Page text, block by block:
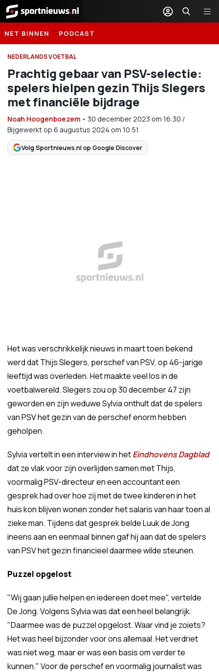
Sportnieuws.nl
NET BINNEN PODCAST
NEDERLANDS VOETBAL
Prachtig gebaar van PSV-selectie:
spelers hielpen gezin Thijs Slegers
met financiële bijdrage
Noah Hoogenboezem • 30 december 2023 om 16:30 /
Bijgewerkt op 6 augustus 2024 om 10:51
Volg Sportnieuws.nl op Google Discover
Het was verschrikkelijk nieuws in maart toen bekend
werd dat Thijs Slegers, perschef van PSV, op 46-jarige
leeftijd was overleden. Het maakte veel los in de
voetbalwereld. Slegers zou op 30 december 47 zijn
geworden en zijn weduwe Sylvia onthult dat de spelers
van PSV het gezin van de perschef enorm hebben
geholpen.
Sylvia vertelt in een interview in hetEindhovens Dagblad
dat ze vlak voor zijn overlijden samen met Thijs,
voormalig PSV-directeur en een accountant een
gesprek had over hoe zij met de twee kinderen in het
huis kon blijven wonen zonder het salaris van haar toen al
zieke man. Tijdens dat gesprek belde Luuk de Jong
ineens aan en eenmaal binnen gaf hij aan dat de spelers
van PSV het gezin financieel daarmee wilde steunen.
Puzzel opgelost
"Wij gaan jullie helpen en iedereen doet mee", vertelde
De Jong. Volgens Sylvia was dat een heel belangrijk:
"Daarmee was de puzzel opgelost. Waar vind je zoiets?
Het was heel bijzonder voor ons allemaal. Het verdriet
was niet weg, maar er was een basis om verder te
kunnen." Voor de perschef en voormalig journalist was